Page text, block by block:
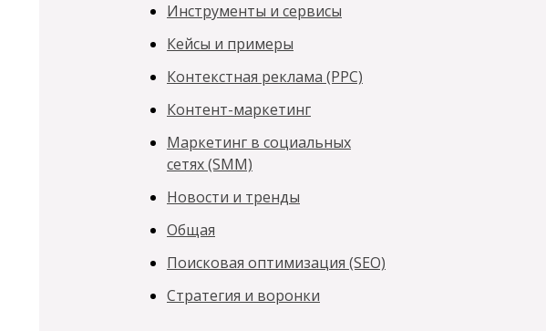
Инструменты и сервисы
Кейсы и примеры
Контекстная реклама (PPC)
Контент-маркетинг
Маркетинг в социальных
сетях (SMM)
Новости и тренды
Общая
Поисковая оптимизация (SEO)
Стратегия и воронки